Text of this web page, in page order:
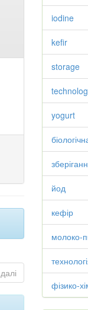
далі
iodine
kefir
storage
yogurt
йод
кефір
молоко-
фізико-